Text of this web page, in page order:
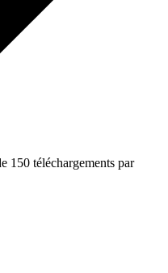
150 téléchargements par